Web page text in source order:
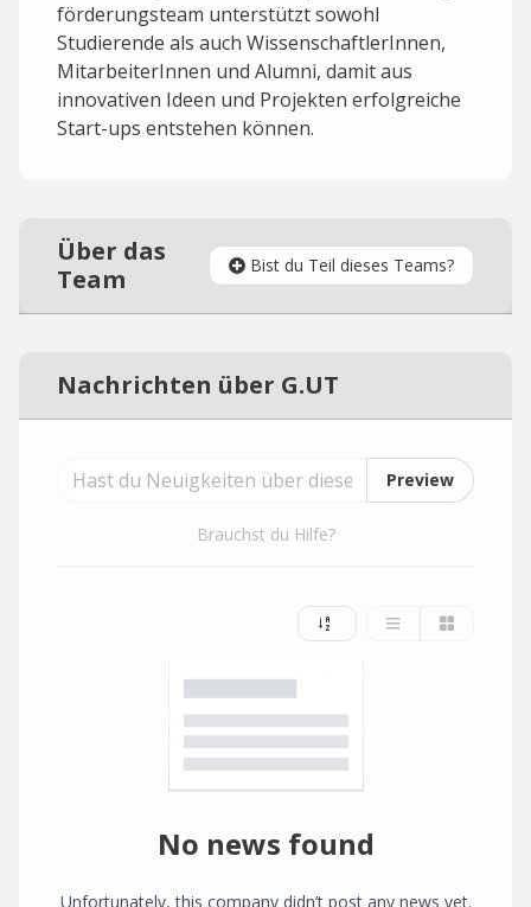
förderungs­team unterstützt sowohl
Studierende als auch WissenschaftlerInnen,
MitarbeiterInnen und Alumni, damit aus
innovativen Ideen und Projekten erfolgreiche
Start-ups entstehen können.
Über das
Team
Bist du Teil dieses Teams?
Nachrichten über G.UT
Preview
Brauchst du Hilfe?
No news found
Unfortunately, this company didn’t post any news yet.